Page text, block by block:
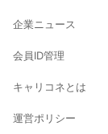
企業ニュース
会員ID管理
キャリコネとは
運営ポリシー